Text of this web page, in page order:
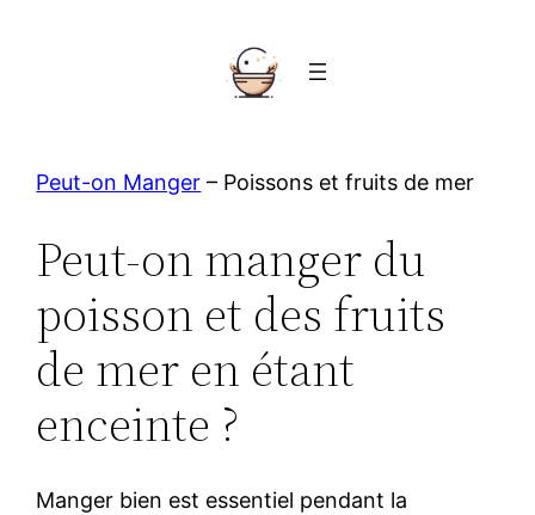
Peut-on Manger – Poissons et fruits de mer
Peut-on manger du
poisson et des fruits
de mer en étant
enceinte ?
Manger bien est essentiel pendant la